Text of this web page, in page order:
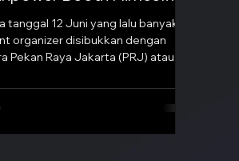
Berkualitas
tanggal 12 Juni yang lalu banyak
disibukkan dengan
Pekan Raya Jakarta (PRJ) atau